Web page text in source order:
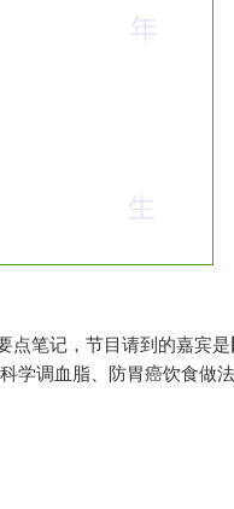
点笔记，节目请到的嘉宾是
学调血脂、防胃癌饮食做